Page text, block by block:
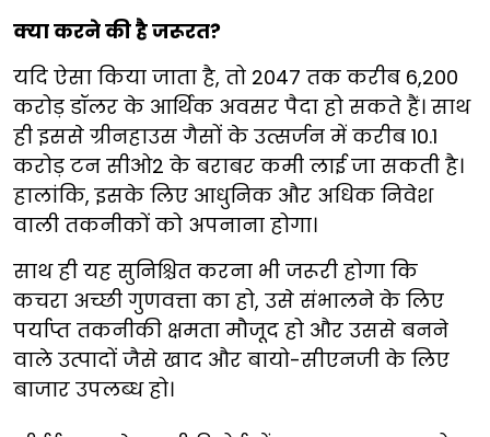
क्या करने की है जरूरत?
यदि ऐसा किया जाता है, तो 2047 तक करीब 6,200
करोड़ डॉलर के आर्थिक अवसर पैदा हो सकते हैं। साथ
ही इससे ग्रीनहाउस गैसों के उत्सर्जन में करीब 10.1
करोड़ टन सीओ2 के बराबर कमी लाई जा सकती है।
हालांकि, इसके लिए आधुनिक और अधिक निवेश
वाली तकनीकों को अपनाना होगा।
साथ ही यह सुनिश्चित करना भी जरूरी होगा कि
कचरा अच्छी गुणवत्ता का हो, उसे संभालने के लिए
पर्याप्त तकनीकी क्षमता मौजूद हो और उससे बनने
वाले उत्पादों जैसे खाद और बायो-सीएनजी के लिए
बाजार उपलब्ध हो।